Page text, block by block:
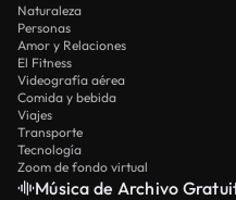
Naturaleza
Personas
Amor y Relaciones
El Fitness
Videografía aérea
Comida y bebida
Viajes
Transporte
Tecnología
Zoom de fondo virtual
Música de Archivo